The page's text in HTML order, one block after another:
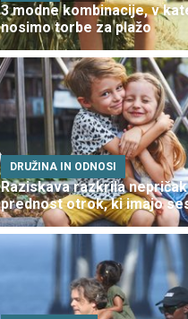
3 modne kombinacije, v
nosimo torbe za plažo
DRUŽINA IN ODNOSI
Raziskava razkrila
prednost otrok, ki imajo